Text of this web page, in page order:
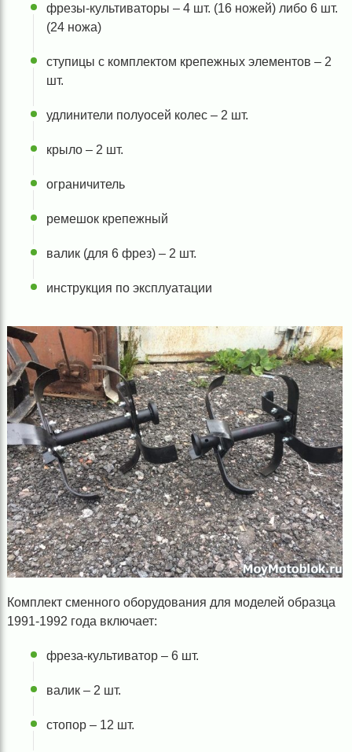
фрезы-культиваторы – 4 шт. (16 ножей) либо 6 шт.
(24 ножа)
ступицы с комплектом крепежных элементов – 2
шт.
удлинители полуосей колес – 2 шт.
крыло – 2 шт.
ограничитель
ремешок крепежный
валик (для 6 фрез) – 2 шт.
инструкция по эксплуатации
Комплект сменного оборудования для моделей образца
1991-1992 года включает:
фреза-культиватор – 6 шт.
валик – 2 шт.
стопор – 12 шт.